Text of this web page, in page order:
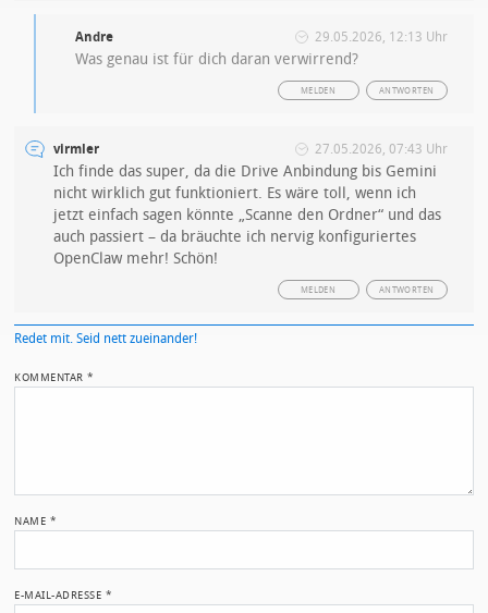
Andre 29.05.2026, 12:13 Uhr
Was genau ist für dich daran verwirrend?
ANTWORTEN
MELDEN
virmler 27.05.2026, 07:43 Uhr
Ich finde das super, da die Drive Anbindung bis Gemini
nicht wirklich gut funktioniert. Es wäre toll, wenn ich
jetzt einfach sagen könnte „Scanne den Ordner“ und das
auch passiert – da bräuchte ich nervig konfiguriertes
OpenClaw mehr! Schön!
ANTWORTEN
MELDEN
Redet mit. Seid nett zueinander!
KOMMENTAR*
NAME *
E-MAIL-ADRESSE *